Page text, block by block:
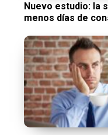
Nuevo estudio: la
menos días de